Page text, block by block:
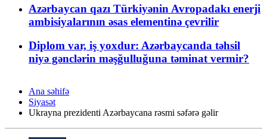
Azərbaycan qazı Türkiyənin Avropadakı enerji
ambisiyalarının əsas elementinə çevrilir
Diplom var, iş yoxdur: Azərbaycanda təhsil
niyə gənclərin məşğulluğuna təminat vermir?
Ana səhifə
Siyasət
Ukrayna prezidenti Azərbaycana rəsmi səfərə gəlir